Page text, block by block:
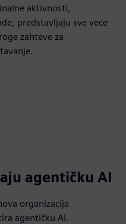
aktivnosti,
predstavljaju sve veće
zahteve za
agentičku AI
organizacija
agentičku AI.